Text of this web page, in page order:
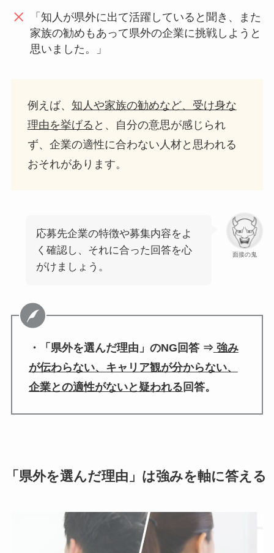
「知人が県外に出て活躍していると聞き、また
家族の勧めもあって県外の企業に挑戦しようと
思いました。」
例えば、 知人や家族の勧めなど、受け身な
理由を挙げる と、自分の意思が感じられ
ず、企業の適性に合わない人材と思われる
おそれがあります。
面接の鬼
応募先企業の特徴や募集内容をよ
く確認し、それに合った回答を心
がけましょう。
・「県外を選んだ理由」のNG回答 ⇒ 強み
が伝わらない、キャリア観が分からない、
企業との適性がないと疑われる 回答。
「県外を選んだ理由」は強みを軸に答える